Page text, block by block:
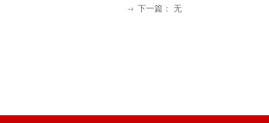
ꁹ 下一篇： 无